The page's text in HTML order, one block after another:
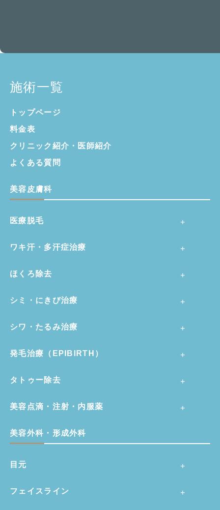
施術一覧
トップページ
料金表
クリニック紹介・ 医師紹介
よくある質問
美容皮膚科
医療脱毛
ワキ汗・多汗症治療
ほくろ除去
シミ・にきび治療
シワ・たるみ治療
発毛治療（EPIBIRTH）
タトゥー除去
美容点滴・注射・内服薬
美容外科・形成外科
目元
フェイスライン